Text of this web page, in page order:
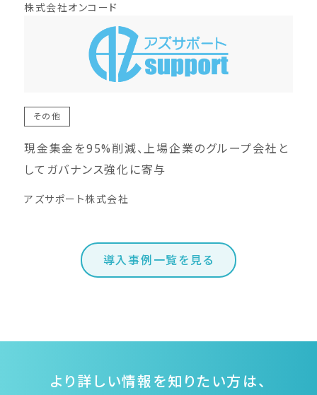
株式会社オンコード
その他
現金集金を95%削減、上場企業のグループ会社と
してガバナンス強化に寄与
アズサポート株式会社
導入事例一覧を見る
より詳しい情報を知りたい方は、